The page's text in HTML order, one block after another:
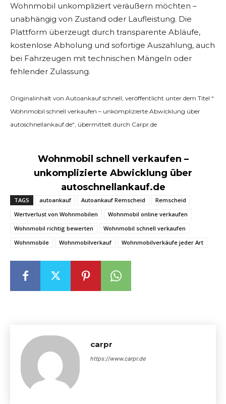
Wohnmobil unkompliziert veräußern möchten –
unabhängig von Zustand oder Laufleistung. Die
Plattform überzeugt durch transparente Abläufe,
kostenlose Abholung und sofortige Auszahlung, auch
bei Fahrzeugen mit technischen Mängeln oder
fehlender Zulassung.
Originalinhalt von Autoankauf schnell, veröffentlicht unter dem Titel “
Wohnmobil schnell verkaufen – unkomplizierte Abwicklung über
autoschnellankauf.de“, übermittelt durch Carpr.de
Wohnmobil schnell verkaufen –
unkomplizierte Abwicklung über
autoschnellankauf.de
TAGS autoankauf Autoankauf Remscheid
Remscheid
Wertverlust von Wohnmobilen
Wohnmobil online verkaufen
Wohnmobil richtig bewerten
Wohnmobil schnell verkaufen
Wohnmobile
Wohnmobilverkauf Wohnmobilverkäufe jeder Art
carpr
https://www.carpr.de